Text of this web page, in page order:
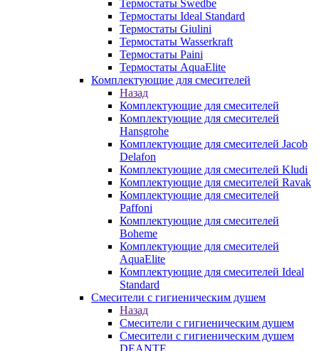
Термостаты Swedbe
Термостаты Ideal Standard
Термостаты Giulini
Термостаты Wasserkraft
Термостаты Paini
Термостаты AquaElite
Комплектующие для смесителей
Назад
Комплектующие для смесителей
Комплектующие для смесителей
Hansgrohe
Комплектующие для смесителей Jacob
Delafon
Комплектующие для смесителей Kludi
Комплектующие для смесителей Ravak
Комплектующие для смесителей
Paffoni
Комплектующие для смесителей
Boheme
Комплектующие для смесителей
AquaElite
Комплектующие для смесителей Ideal
Standard
Смесители с гигиеническим душем
Назад
Смесители с гигиеническим душем
Смесители с гигиеническим душем
DEANTE